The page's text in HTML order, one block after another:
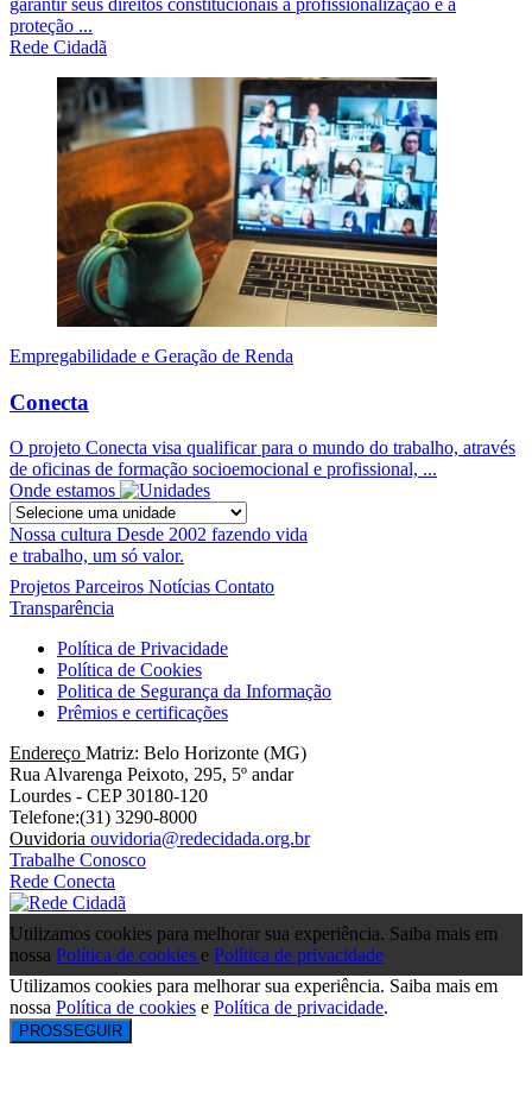
garantir seus direitos constitucionais à profissionalização e à
proteção ...
Rede Cidadã
Empregabilidade e Geração de Renda
Conecta
O projeto Conecta visa qualificar para o mundo do trabalho, através
de oficinas de formação socioemocional e profissional, ...
Onde estamos
Nossa cultura Desde 2002 fazendo vida
e trabalho, um só valor.
Projetos Parceiros Notícias Contato
Transparência
Política de Privacidade
Política de Cookies
Politica de Segurança da Informação
Prêmios e certificações
Endereço Matriz: Belo Horizonte (MG)
Rua Alvarenga Peixoto, 295, 5º andar
Lourdes - CEP 30180-120
Telefone:(31) 3290-8000
Ouvidoria ouvidoria@redecidada.org.br
Trabalhe Conosco
Rede Conecta
Utilizamos cookies para melhorar sua experiência. Saiba mais em
nossa Política de cookies e Política de privacidade
Utilizamos cookies para melhorar sua experiência. Saiba mais em
nossa Política de cookies e Política de privacidade.
PROSSEGUIR